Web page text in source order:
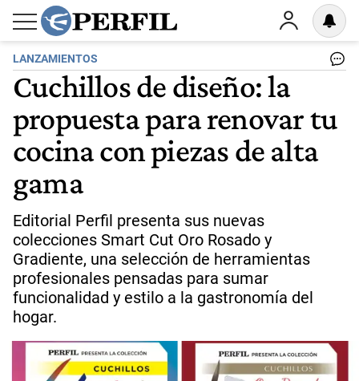
LANZAMIENTOS
Cuchillos de diseño: la
propuesta para renovar tu
cocina con piezas de alta
gama
Editorial Perfil presenta sus nuevas
colecciones Smart Cut Oro Rosado y
Gradiente, una selección de herramientas
profesionales pensadas para sumar
funcionalidad y estilo a la gastronomía del
hogar.